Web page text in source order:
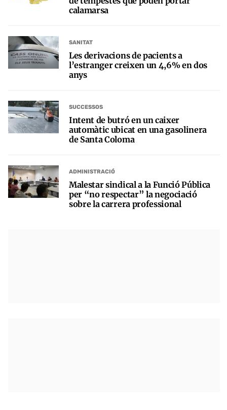
calamarsa
SANITAT
Les derivacions de pacients a
l’estranger creixen un 4,6% en dos
anys
SUCCESSOS
Intent de butró en un caixer
automàtic ubicat en una gasolinera
de Santa Coloma
ADMINISTRACIÓ
Malestar sindical a la Funció Pública
per “no respectar” la negociació
sobre la carrera professional